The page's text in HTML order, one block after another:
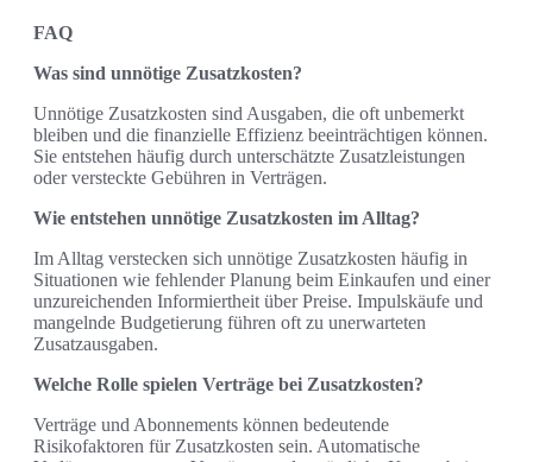
FAQ
Was sind unnötige Zusatzkosten?
Unnötige Zusatzkosten sind Ausgaben, die oft unbemerkt
bleiben und die finanzielle Effizienz beeinträchtigen können.
Sie entstehen häufig durch unterschätzte Zusatzleistungen
oder versteckte Gebühren in Verträgen.
Wie entstehen unnötige Zusatzkosten im Alltag?
Im Alltag verstecken sich unnötige Zusatzkosten häufig in
Situationen wie fehlender Planung beim Einkaufen und einer
unzureichenden Informiertheit über Preise. Impulskäufe und
mangelnde Budgetierung führen oft zu unerwarteten
Zusatzausgaben.
Welche Rolle spielen Verträge bei Zusatzkosten?
Verträge und Abonnements können bedeutende
Risikofaktoren für Zusatzkosten sein. Automatische